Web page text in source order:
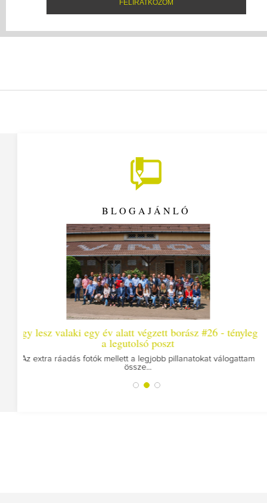
BLOGAJÁNLÓ
év alatt végzett borász #26 - tényleg
a legutolsó poszt
mellett a legjobb pillanatokat válogattam
Így lesz valaki